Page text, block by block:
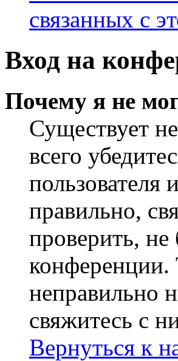
связанных с
Вход на
Почему я не
Существует
всего
пользователя
правильно,
проверить,
конференции.
неправильно
свяжитесь с
Вернуться к